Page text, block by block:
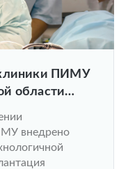
клиники ПИМУ
области
Паркинсона
внедрено